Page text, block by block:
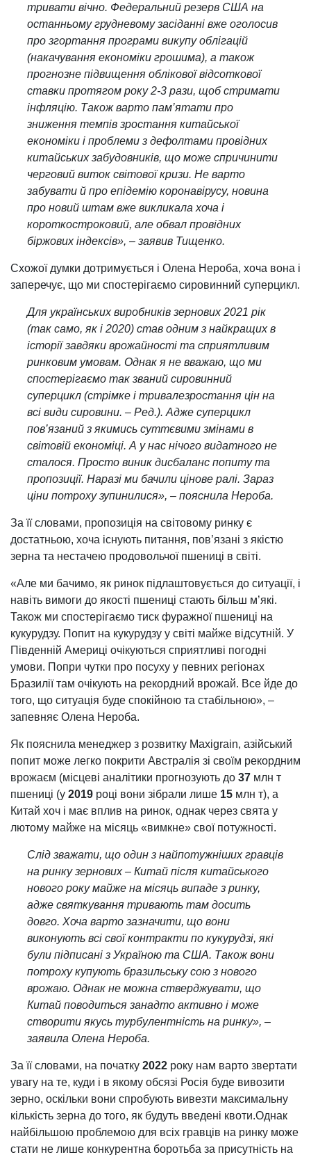
тривати вічно. Федеральний резерв США на
останньому грудневому засіданні вже оголосив
про згортання програми викупу облігацій
(накачування економіки грошима), а також
прогнозне підвищення облікової відсоткової
ставки протягом року 2-3 рази, щоб стримати
інфляцію. Також варто пам’ятати про
зниження темпів зростання китайської
економіки і проблеми з дефолтами провідних
китайських забудовників, що може спричинити
черговий виток світової кризи. Не варто
забувати й про епідемію коронавірусу, новина
про новий штам вже викликала хоча і
короткостроковий, але обвал провідних
біржових індексів», – заявив Тищенко.
Схожої думки дотримується і Олена Нероба, хоча вона і
заперечує, що ми спостерігаємо сировинний суперцикл.
Для українських виробників зернових 2021 рік
(так само, як і 2020) став одним з найкращих в
історії завдяки врожайності та сприятливим
ринковим умовам. Однак я не вважаю, що ми
спостерігаємо так званий сировинний
суперцикл (стрімке і тривалезростання цін на
всі види сировини. – Ред.). Адже суперцикл
пов’язаний з якимись суттєвими змінами в
світовій економіці. А у нас нічого видатного не
сталося. Просто виник дисбаланс попиту та
пропозиції. Наразі ми бачили цінове ралі. Зараз
ціни потроху зупинилися», – пояснила Нероба.
За її словами, пропозиція на світовому ринку є
достатньою, хоча існують питання, пов’язані з якістю
зерна та нестачею продовольчої пшениці в світі.
«Але ми бачимо, як ринок підлаштовується до ситуації, і
навіть вимоги до якості пшениці стають більш м’які.
Також ми спостерігаємо тиск фуражної пшениці на
кукурудзу. Попит на кукурудзу у світі майже відсутній. У
Південній Америці очікуються сприятливі погодні
умови. Попри чутки про посуху у певних регіонах
Бразилії там очікують на рекордний врожай. Все йде до
того, що ситуація буде спокійною та стабільною», –
запевняє Олена Нероба.
Як пояснила менеджер з розвитку Maxigrain, азійський
попит може легко покрити Австралія зі своїм рекордним
врожаєм (місцеві аналітики прогнозують до 37 млн т
пшениці (у 2019 році вони зібрали лише 15 млн т), а
Китай хоч і має вплив на ринок, однак через свята у
лютому майже на місяць «вимкне» свої потужності.
Слід зважати, що один з найпотужніших гравців
на ринку зернових – Китай після китайського
нового року майже на місяць випаде з ринку,
адже святкування тривають там досить
довго. Хоча варто зазначити, що вони
виконують всі свої контракти по кукурудзі, які
були підписані з Україною та США. Також вони
потроху купують бразильську сою з нового
врожаю. Однак не можна стверджувати, що
Китай поводиться занадто активно і може
створити якусь турбулентність на ринку», –
заявила Олена Нероба.
За її словами, на початку 2022 року нам варто звертати
увагу на те, куди і в якому обсязі Росія буде вивозити
зерно, оскільки вони спробують вивезти максимальну
кількість зерна до того, як будуть введені квоти.Однак
найбільшою проблемою для всіх гравців на ринку може
стати не лише конкурентна боротьба за присутність на